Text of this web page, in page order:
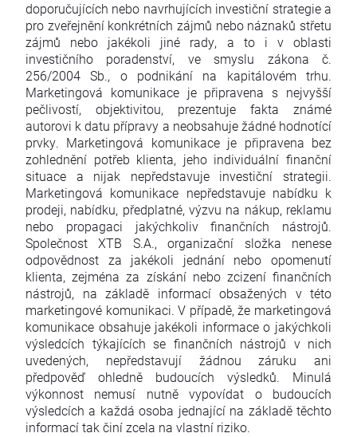
doporučujících nebo navrhujících investiční strategie a
pro zveřejnění konkrétních zájmů nebo náznaků střetu
zájmů nebo jakékoli jiné rady, a to i v oblasti
investičního poradenství, ve smyslu zákona č.
256/2004 Sb., o podnikání na kapitálovém trhu.
Marketingová komunikace je připravena s nejvyšší
pečlivostí, objektivitou, prezentuje fakta známé
autorovi k datu přípravy a neobsahuje žádné hodnotící
prvky. Marketingová komunikace je připravena bez
zohlednění potřeb klienta, jeho individuální finanční
situace a nijak nepředstavuje investiční strategii.
Marketingová komunikace nepředstavuje nabídku k
prodeji, nabídku, předplatné, výzvu na nákup, reklamu
nebo propagaci jakýchkoliv finančních nástrojů.
Společnost XTB S.A., organizační složka nenese
odpovědnost za jakékoli jednání nebo opomenutí
klienta, zejména za získání nebo zcizení finančních
nástrojů, na základě informací obsažených v této
marketingové komunikaci. V případě, že marketingová
komunikace obsahuje jakékoli informace o jakýchkoli
výsledcích týkajících se finančních nástrojů v nich
uvedených, nepředstavují žádnou záruku ani
předpověď ohledně budoucích výsledků. Minulá
výkonnost nemusí nutně vypovídat o budoucích
výsledcích a každá osoba jednající na základě těchto
informací tak činí zcela na vlastní riziko.